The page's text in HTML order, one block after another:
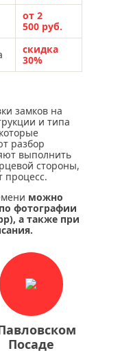
от 2
500 руб.
скидка
30%
замков на
и типа
разбор
выполнить
стороны,
процесс.
можно
фотографии
а также при
Посаде